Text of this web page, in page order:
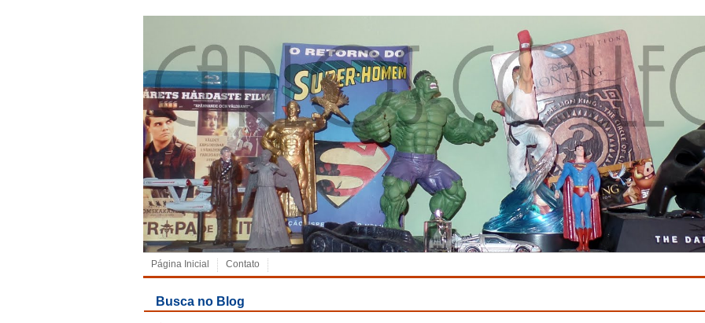
Página Inicial Contato
Busca no Blog